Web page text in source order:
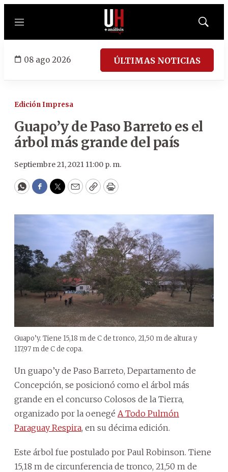
Menú
Mostrar
08 ago 2026 ÚLTIMAS NOTICIAS
Edición Impresa
Guapo’y de Paso Barreto es el
árbol más grande del país
Septiembre 21, 2021 11:00 p. m.
WhatsApp
Facebook
Twitter
EmailCopyPrint
Guapo’y. Tiene 15,18 m de C de tronco, 21,50 m de altura y
117,97 m de C de copa.
Un guapo’y de Paso Barreto, Departamento de
Concepción, se posicionó como el árbol más
grande en el concurso Colosos de la Tierra,
organizado por la oenegé A Todo Pulmón
Paraguay Respira, en su décima edición.
Este árbol fue postulado por Paul Robinson. Tiene
15,18 m de circunferencia de tronco, 21,50 m de